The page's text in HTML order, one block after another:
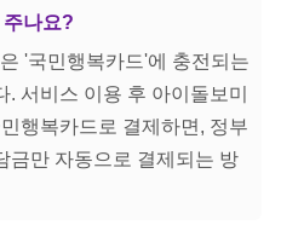
나요?
'국민행복카드'에 충전되는
서비스 이용 후 아이돌보미
행복카드로 결제하면, 정부
금만 자동으로 결제되는 방